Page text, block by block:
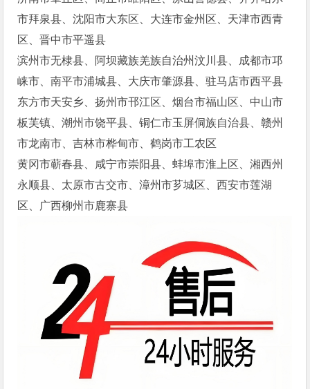
市拜泉县、沈阳市大东区、大连市金州区、天津市西青
区、晋中市平遥县
滨州市无棣县、阿坝藏族羌族自治州汶川县、成都市邛
崃市、南平市浦城县、大庆市肇源县、驻马店市西平县
东方市天安乡、扬州市邗江区、烟台市福山区、中山市
板芙镇、潮州市饶平县、铜仁市玉屏侗族自治县、赣州
市龙南市、吉林市桦甸市、鹤岗市工农区
黄冈市蕲春县、咸宁市崇阳县、蚌埠市淮上区、湘西州
永顺县、太原市古交市、漳州市芗城区、西安市莲湖
区、广西柳州市鹿寨县